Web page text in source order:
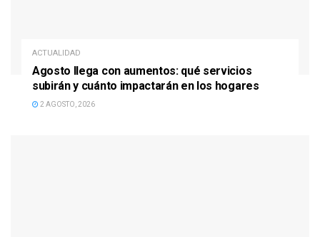
ACTUALIDAD
Agosto llega con aumentos: qué servicios
subirán y cuánto impactarán en los hogares
2 AGOSTO, 2026